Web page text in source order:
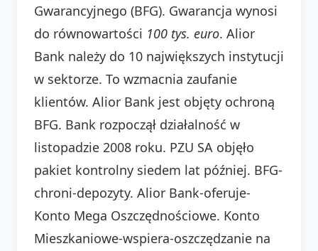
Gwarancyjnego (BFG). Gwarancja wynosi
do równowartości 100 tys. euro. Alior
Bank należy do 10 największych instytucji
w sektorze. To wzmacnia zaufanie
klientów. Alior Bank jest objęty ochroną
BFG. Bank rozpoczął działalność w
listopadzie 2008 roku. PZU SA objęło
pakiet kontrolny siedem lat później. BFG-
chroni-depozyty. Alior Bank-oferuje-
Konto Mega Oszczędnościowe. Konto
Mieszkaniowe-wspiera-oszczędzanie na